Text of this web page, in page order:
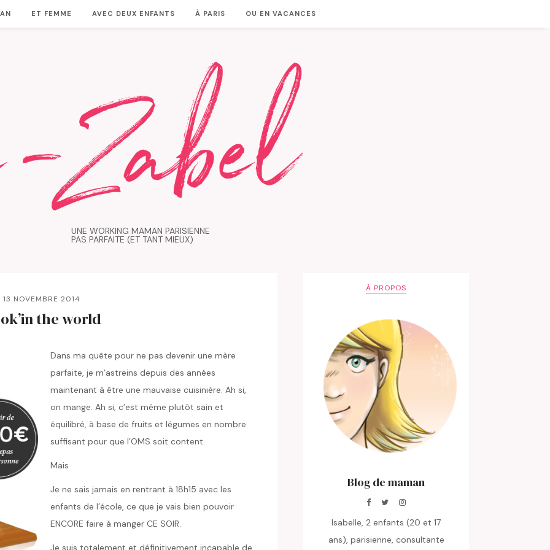
ET FEMME AVEC DEUX ENFANTS À PARIS OU EN VACANCES
UNE WORKING MAMAN PARISIENNE
PAS PARFAITE (ET TANT MIEUX)
13 NOVEMBRE 2014
the world
Dans ma quête pour ne pas devenir une mère
parfaite, je m’astreins depuis des années
maintenant à être une mauvaise cuisinière. Ah si,
on mange. Ah si, c’est même plutôt sain et
équilibré, à base de fruits et légumes en nombre
suffisant pour que l’OMS soit content.
Mais
Je ne sais jamais en rentrant à 18h15 avec les
enfants de l’école, ce que je vais bien pouvoir
ENCORE faire à manger CE SOIR.
Je suis totalement et définitivement incapable de
À PROPOS
Blog de maman
Isabelle, 2 enfants (20 et 17
ans), parisienne, consultante